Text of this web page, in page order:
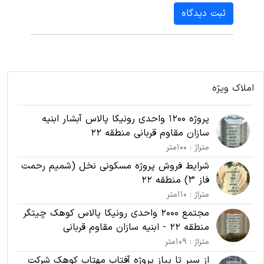
ثبت دیدگاه
املاک ویژه
پروژه 1200 واحدی رونیکا پالاس آبشار ابنیه
سازان مقاوم قربانی منطقه 22
متراژ : 100متر
شرایط فروش پروژه مسکونی نخل (شمیم رحمت
فاز 3) منطقه 22
متراژ : 110متر
مجتمع 2000 واحدی رونیکا پالاس کوهک چیتگر
منطقه 22 - ابنیه سازان مقاوم قربانی
متراژ : 109متر
از سیر تا پیاز پروژه آفتاب مهتاب کوهک شرکت